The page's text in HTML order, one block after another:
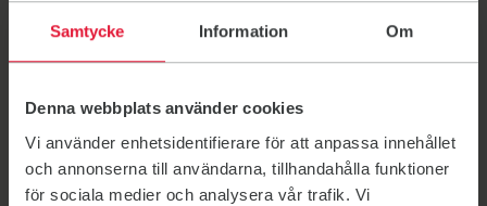
Samtycke Information Om
Denna webbplats använder cookies
Vi använder enhetsidentifierare för att anpassa innehållet
och annonserna till användarna, tillhandahålla funktioner
för sociala medier och analysera vår trafik. Vi
Gd Rue au Bois 76
Opening hours
The gym will be accessible 15 minutes